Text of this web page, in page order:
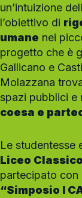
un’intuizione
l’obiettivo di
umane nei
progetto che è
Gallicano e
Molazzana
spazi pubblici e
coesa e
Le studentesse
Liceo
partecipato con
“Simposio I